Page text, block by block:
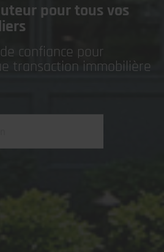
pour tous vos
confiance pour
transaction immobilière